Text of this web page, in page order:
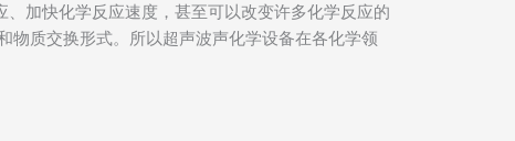
加快化学反应速度，甚至可以改变许多化学反应的
物质交换形式。所以超声波声化学设备在各化学领